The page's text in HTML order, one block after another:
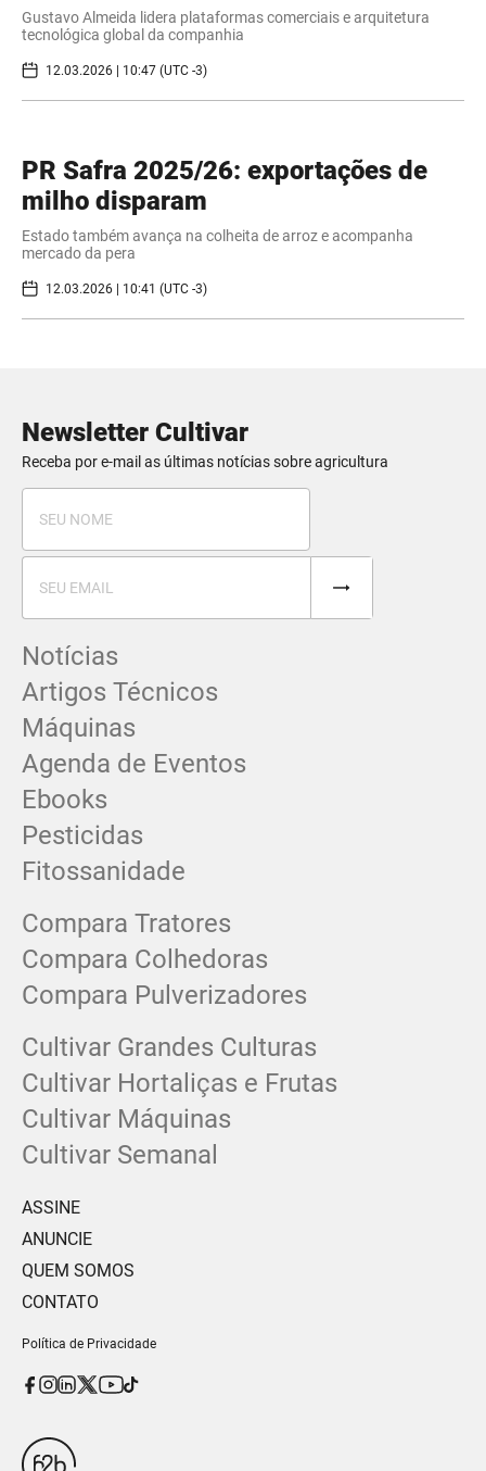
Gustavo Almeida lidera plataformas comerciais e arquitetura
tecnológica global da companhia
12.03.2026 | 10:47 (UTC -3)
PR Safra 2025/26: exportações de
milho disparam
Estado também avança na colheita de arroz e acompanha
mercado da pera
12.03.2026 | 10:41 (UTC -3)
Newsletter Cultivar
Receba por e-mail as últimas notícias sobre agricultura
Notícias
Artigos Técnicos
Máquinas
Agenda de Eventos
Ebooks
Pesticidas
Fitossanidade
Compara Tratores
Compara Colhedoras
Compara Pulverizadores
Cultivar Grandes Culturas
Cultivar Hortaliças e Frutas
Cultivar Máquinas
Cultivar Semanal
ASSINE
ANUNCIE
QUEM SOMOS
CONTATO
Política de Privacidade